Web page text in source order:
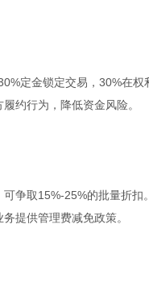
定金锁定交易，30%在
约行为，降低资金风险。
争取15%-25%的批量折
提供管理费减免政策。